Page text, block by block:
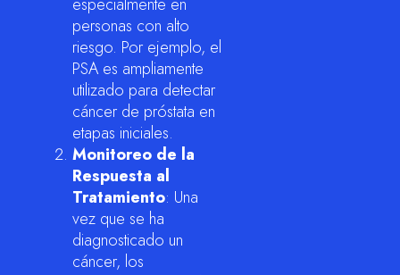
personas con alto
riesgo. Por ejemplo, el
PSA es ampliamente
utilizado para detectar
cáncer de próstata en
etapas iniciales.
Monitoreo de la
Respuesta al
Tratamiento: Una
vez que se ha
diagnosticado un
cáncer, los